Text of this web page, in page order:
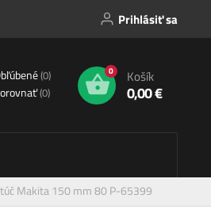
Prihlásiť sa
(0)
(0)
0 Košík
0,00 €
Makita 150 mm 80 P-65399